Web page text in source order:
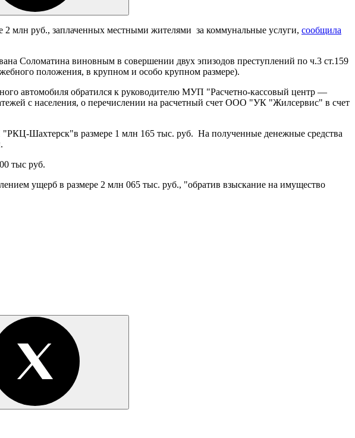
млн руб., заплаченных местными жителями за коммунальные услуги, сообщила
Соломатина виновным в совершении двух эпизодов преступлений по ч.3 ст.159
положения, в крупном и особо крупном размере).
автомобиля обратился к руководителю МУП "Расчетно-кассовый центр —
с населения, о перечислении на расчетный счет ООО "УК "Жилсервис" в счет
Шахтерск"в размере 1 млн 165 тыс. руб. На полученные денежные средства
тыс руб.
ущерб в размере 2 млн 065 тыс. руб., "обратив взыскание на имущество